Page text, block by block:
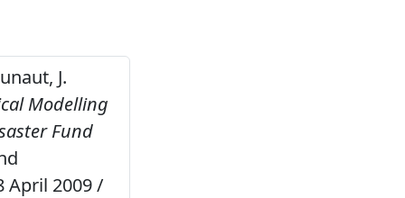
J.
Modelling
Fund
April 2009 /